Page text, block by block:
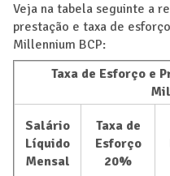
Veja na tabela seguinte a
prestação e taxa de
Millennium BCP:
Taxa de Esforço e
Salário
Líquido
Mensal
Taxa de
Esforço
20%